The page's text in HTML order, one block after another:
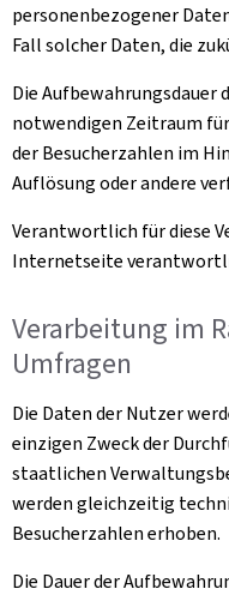
personenbezogener
Fall solcher Daten, die
Die
notwendigen Zeitraum
der Besucherzahlen im
Auflösung oder andere
Verantwortlich für diese
Internetseite
Verarbeitung im
Umfragen
Die Daten der Nutzer
einzigen Zweck der
staatlichen
werden gleichzeitig
Besucherzahlen erhoben.
Die Dauer der